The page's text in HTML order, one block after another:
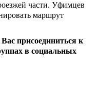
части. Уфимцев
маршрут
присоединиться к
в социальных